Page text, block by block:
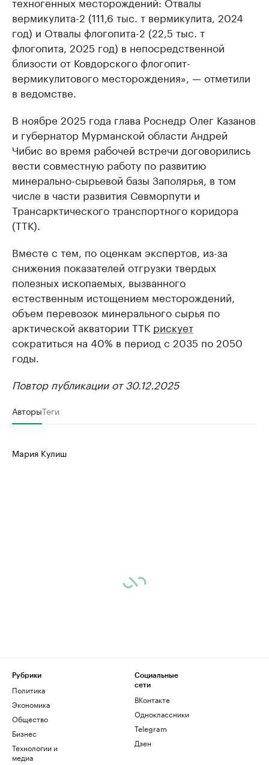
вермикулита-2 (111,6 тыс. т вермикулита, 2024
год) и Отвалы флогопита-2 (22,5 тыс. т
флогопита, 2025 год) в непосредственной
близости от Ковдорского флогопит-
вермикулитового месторождения», — отметили
в ведомстве.
В ноябре 2025 года глава Роснедр Олег Казанов
и губернатор Мурманской области Андрей
Чибис во время рабочей встречи договорились
вести совместную работу по развитию
минерально-сырьевой базы Заполярья, в том
числе в части развития Севморпути и
Трансарктического транспортного коридора
(ТТК).
Вместе с тем, по оценкам экспертов, из-за
снижения показателей отгрузки твердых
полезных ископаемых, вызванного
естественным истощением месторождений,
объем перевозок минерального сырья по
арктической акватории ТТК рискует
сократиться на 40% в период с 2035 по 2050
годы.
Повтор публикации от 30.12.2025
АвторыТеги
Мария Кулиш
Рубрики
Политика
Экономика
Общество
Бизнес
Технологии и
медиа
Социальные
сети
ВКонтакте
Одноклассники
Telegram
Дзен